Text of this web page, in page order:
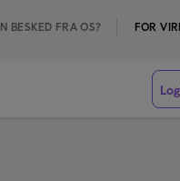
BESKED FRA OS? FOR